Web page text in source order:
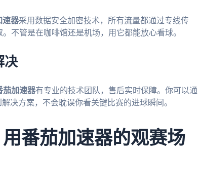
速器采用数据安全加密技术，所有流量都通过专线传
不管是在咖啡馆还是机场，用它都能放心看球。
决
茄加速器有专业的技术团队，售后实时保障。你可以通
决方案，不会耽误你看关键比赛的进球瞬间。
番茄加速器的观赛场